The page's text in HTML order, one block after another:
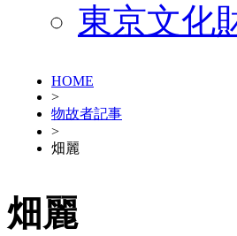
東京文化
HOME
>
物故者記事
>
畑麗
畑麗